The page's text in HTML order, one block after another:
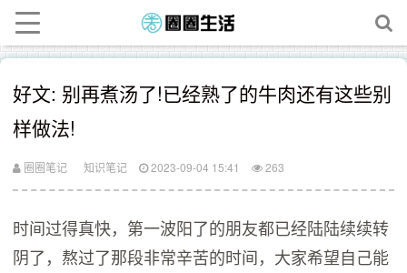
好文: 别再煮汤了!已经熟了的牛肉还有这些别
样做法!
圈圈笔记 知识笔记 2023-09-04 15:41 263
时间过得真快，第一波阳了的朋友都已经陆陆续续转
阴了，熬过了那段非常辛苦的时间，大家希望自己能